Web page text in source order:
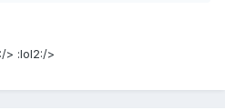
> :lol2:/>